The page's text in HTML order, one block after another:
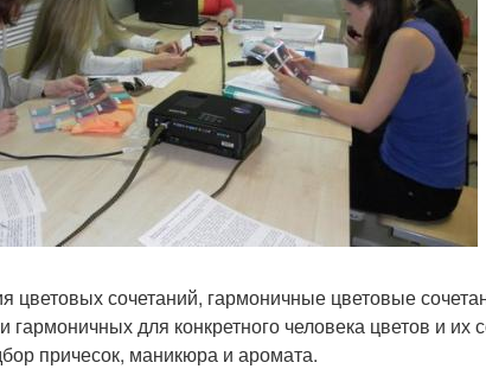
цветовых сочетаний, гармоничные цветовые
для конкретного человека цветов и их
причесок, маникюра и аромата.